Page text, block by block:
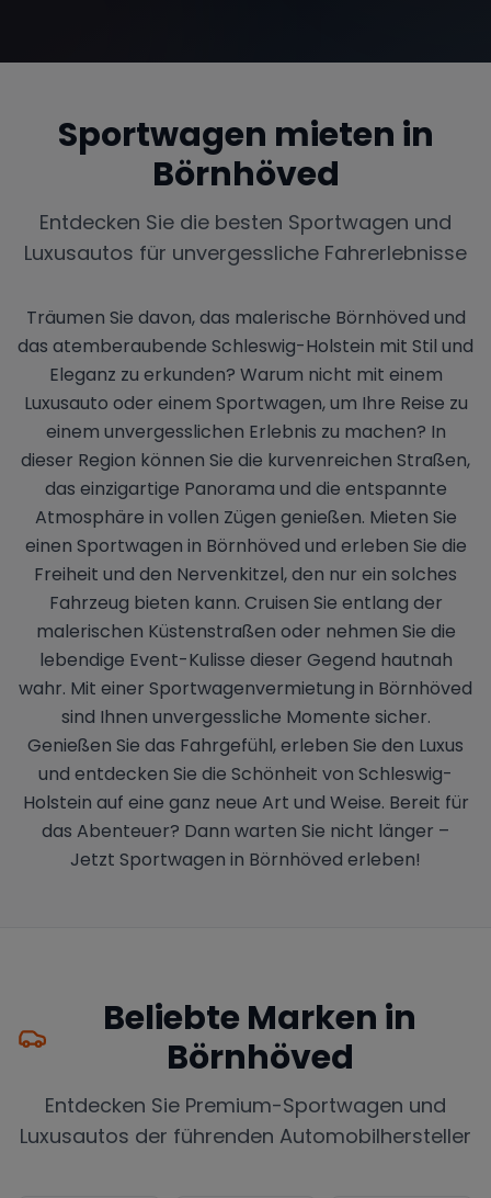
Sportwagen mieten in
Börnhöved
Entdecken Sie die besten Sportwagen und
Luxusautos für unvergessliche Fahrerlebnisse
Träumen Sie davon, das malerische Börnhöved und
das atemberaubende Schleswig-Holstein mit Stil und
Eleganz zu erkunden? Warum nicht mit einem
Luxusauto oder einem Sportwagen, um Ihre Reise zu
einem unvergesslichen Erlebnis zu machen? In
dieser Region können Sie die kurvenreichen Straßen,
das einzigartige Panorama und die entspannte
Atmosphäre in vollen Zügen genießen. Mieten Sie
einen Sportwagen in Börnhöved und erleben Sie die
Freiheit und den Nervenkitzel, den nur ein solches
Fahrzeug bieten kann. Cruisen Sie entlang der
malerischen Küstenstraßen oder nehmen Sie die
lebendige Event-Kulisse dieser Gegend hautnah
wahr. Mit einer Sportwagenvermietung in Börnhöved
sind Ihnen unvergessliche Momente sicher.
Genießen Sie das Fahrgefühl, erleben Sie den Luxus
und entdecken Sie die Schönheit von Schleswig-
Holstein auf eine ganz neue Art und Weise. Bereit für
das Abenteuer? Dann warten Sie nicht länger –
Jetzt Sportwagen in Börnhöved erleben!
Beliebte Marken in
Börnhöved
Entdecken Sie Premium-Sportwagen und
Luxusautos der führenden Automobilhersteller